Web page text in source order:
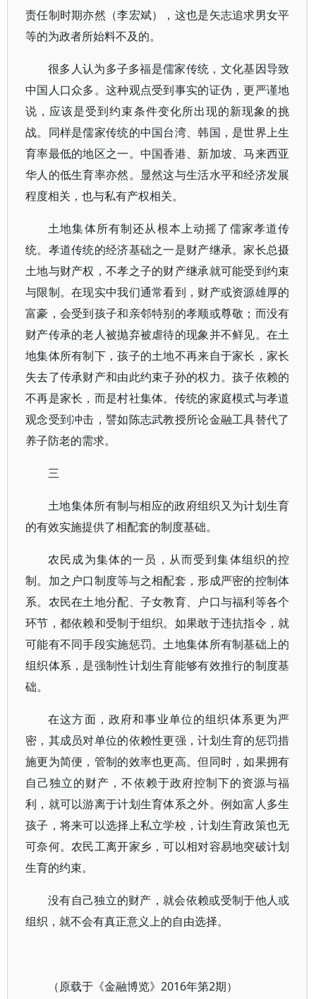
责任制时期亦然（李宏斌），这也是矢志追求男女平
等的为政者所始料不及的。
很多人认为多子多福是儒家传统，文化基因导致
中国人口众多。这种观点受到事实的证伪，更严谨地
说，应该是受到约束条件变化所出现的新现象的挑
战。同样是儒家传统的中国台湾、韩国，是世界上生
育率最低的地区之一。中国香港、新加坡、马来西亚
华人的低生育率亦然。显然这与生活水平和经济发展
程度相关，也与私有产权相关。
土地集体所有制还从根本上动摇了儒家孝道传
统。孝道传统的经济基础之一是财产继承。家长总摄
土地与财产权，不孝之子的财产继承就可能受到约束
与限制。在现实中我们通常看到，财产或资源雄厚的
富豪，会受到孩子和亲邻特别的孝顺或尊敬；而没有
财产传承的老人被抛弃被虐待的现象并不鲜见。在土
地集体所有制下，孩子的土地不再来自于家长，家长
失去了传承财产和由此约束子孙的权力。孩子依赖的
不再是家长，而是村社集体。传统的家庭模式与孝道
观念受到冲击，譬如陈志武教授所论金融工具替代了
养子防老的需求。
三
土地集体所有制与相应的政府组织又为计划生育
的有效实施提供了相配套的制度基础。
农民成为集体的一员，从而受到集体组织的控
制。加之户口制度等与之相配套，形成严密的控制体
系。农民在土地分配、子女教育、户口与福利等各个
环节，都依赖和受制于组织。如果敢于违抗指令，就
可能有不同手段实施惩罚。土地集体所有制基础上的
组织体系，是强制性计划生育能够有效推行的制度基
础。
在这方面，政府和事业单位的组织体系更为严
密，其成员对单位的依赖性更强，计划生育的惩罚措
施更为简便，管制的效率也更高。但同时，如果拥有
自己独立的财产，不依赖于政府控制下的资源与福
利，就可以游离于计划生育体系之外。例如富人多生
孩子，将来可以选择上私立学校，计划生育政策也无
可奈何。农民工离开家乡，可以相对容易地突破计划
生育的约束。
没有自己独立的财产，就会依赖或受制于他人或
组织，就不会有真正意义上的自由选择。
（原载于《金融博览》2016年第2期）